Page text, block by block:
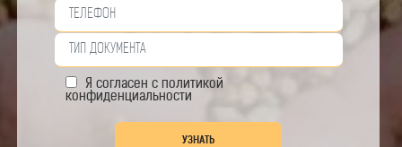
Я согласен с политикой
конфиденциальности
УЗНАТЬ